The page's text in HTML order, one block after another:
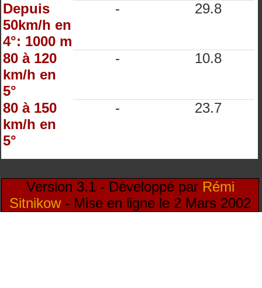
Depuis
50km/h en
4°: 1000 m
- 29.8
80 à 120
km/h en
5°
- 10.8
80 à 150
km/h en
5°
- 23.7
Version 3.1 - Développé par Rémi
Sitnikow- Mise en ligne le 2 Mars 2002